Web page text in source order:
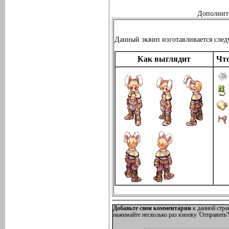
Данный эквип изготавливается
Как выглядит
Добавьте свои комментарии к данной
нажимайте несколько раз кнопку